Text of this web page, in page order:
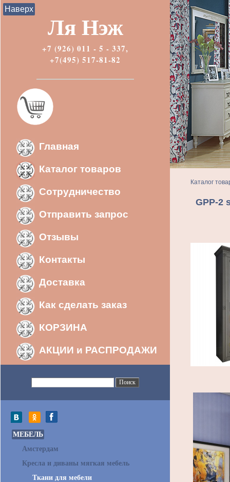
Ля Нэж
+7 (926) 011 - 5 - 337,
+7(495) 517-81-82
Главная
Каталог товаров
Сотрудничество
Отправить запрос
Отзывы
Контакты
Доставка
Как сделать заказ
КОРЗИНА
АКЦИИ и РАСПРОДАЖИ
МЕБЕЛЬ
Амстердам
Кресла и диваны мягкая мебель
Ткани для мебели
Каталог
GPP-2
Наверх